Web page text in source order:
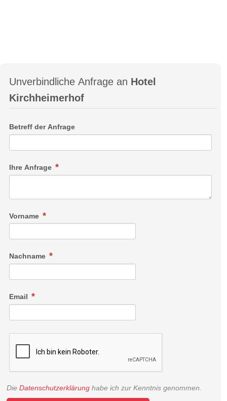
Unverbindliche Anfrage an Hotel
Kirchheimerhof
Betreff der Anfrage
Ihre Anfrage
Vorname
Nachname
Email
Die Datenschutzerklärung habe ich zur Kenntnis genommen.